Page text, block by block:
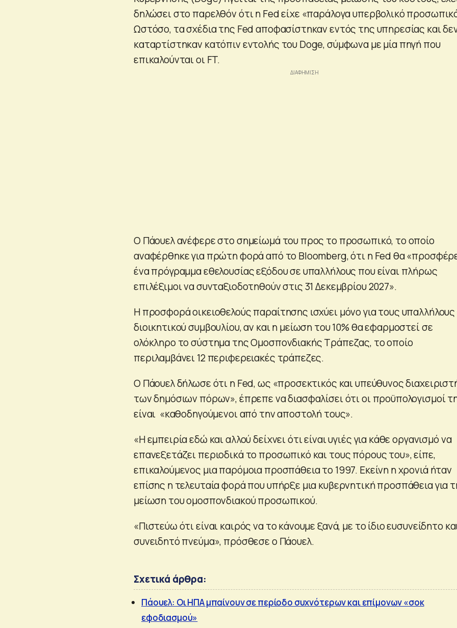
δηλώσει στο παρελθόν ότι η Fed είχε «παράλογα υπερβολικό
Ωστόσο, τα σχέδια της Fed αποφασίστηκαν εντός της υπηρεσίας και
καταρτίστηκαν κατόπιν εντολής του Doge, σύμφωνα με μία πηγή που
επικαλούνται οι FT.
Ο Πάουελ ανέφερε στο σημείωμά του προς το προσωπικό, το οποίο
αναφέρθηκε για πρώτη φορά από το Bloomberg, ότι η Fed θα
ένα πρόγραμμα εθελουσίας εξόδου σε υπαλλήλους που είναι πλήρως
επιλέξιμοι να συνταξιοδοτηθούν στις 31 Δεκεμβρίου 2027».
Η προσφορά οικειοθελούς παραίτησης ισχύει μόνο για τους
διοικητικού συμβουλίου, αν και η μείωση του 10% θα εφαρμοστεί σε
ολόκληρο το σύστημα της Ομοσπονδιακής Τράπεζας, το οποίο
περιλαμβάνει 12 περιφερειακές τράπεζες.
Ο Πάουελ δήλωσε ότι η Fed, ως «προσεκτικός και υπεύθυνος
των δημόσιων πόρων», έπρεπε να διασφαλίσει ότι οι προϋπολογισμοί
είναι «καθοδηγούμενοι από την αποστολή τους».
«Η εμπειρία εδώ και αλλού δείχνει ότι είναι υγιές για κάθε οργανισμό να
επανεξετάζει περιοδικά το προσωπικό και τους πόρους του», είπε,
επικαλούμενος μια παρόμοια προσπάθεια το 1997. Εκείνη η χρονιά ήταν
επίσης η τελευταία φορά που υπήρξε μια κυβερνητική προσπάθεια για
μείωση του ομοσπονδιακού προσωπικού.
«Πιστεύω ότι είναι καιρός να το κάνουμε ξανά, με το ίδιο ευσυνείδητο
συνειδητό πνεύμα», πρόσθεσε ο Πάουελ.
Σχετικά άρθρα:
Πάουελ: Οι ΗΠΑ μπαίνουν σε περίοδο συχνότερων και επίμονων «σοκ
εφοδιασμού»